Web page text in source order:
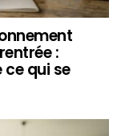
:
ce qui se